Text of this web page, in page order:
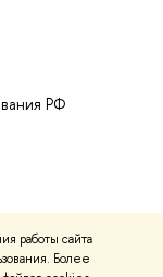
работы сайта
Более
РФ